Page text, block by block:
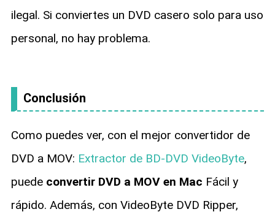
ilegal. Si conviertes un DVD casero solo para uso
personal, no hay problema.
Conclusión
Como puedes ver, con el mejor convertidor de
DVD a MOV: Extractor de BD-DVD VideoByte,
puede convertir DVD a MOV en Mac Fácil y
rápido. Además, con VideoByte DVD Ripper,